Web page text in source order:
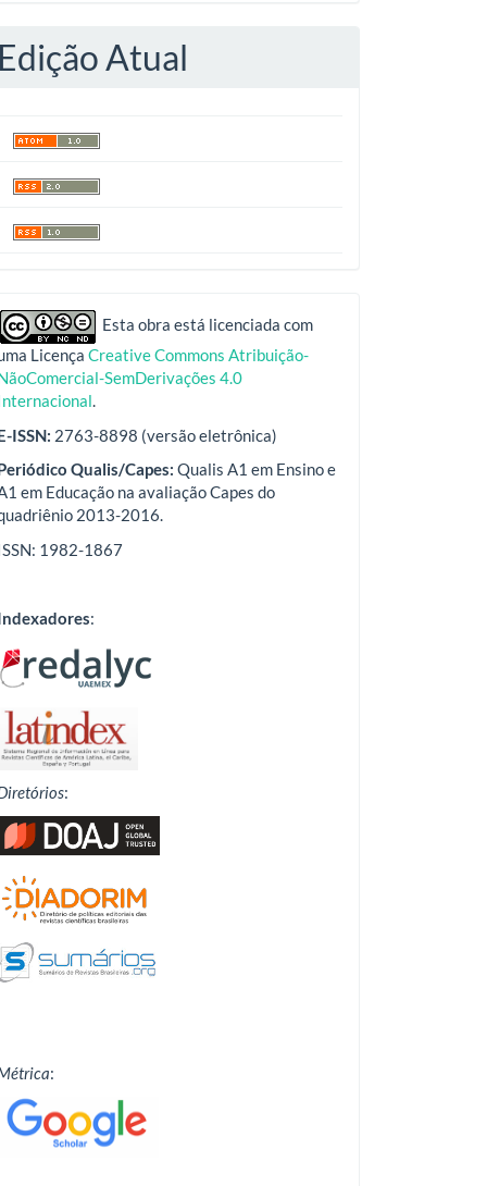
Edição Atual
indexadoresEsta obra está licenciada com
Licença Creative Commons Atribuição-
SemDerivações 4.0
.
ISSN: 2763-8898 (versão eletrônica)
Qualis/Capes: Qualis A1 em Ensino e
em Educação na avaliação Capes do
2013-2016.
1982-1867
:
:
: